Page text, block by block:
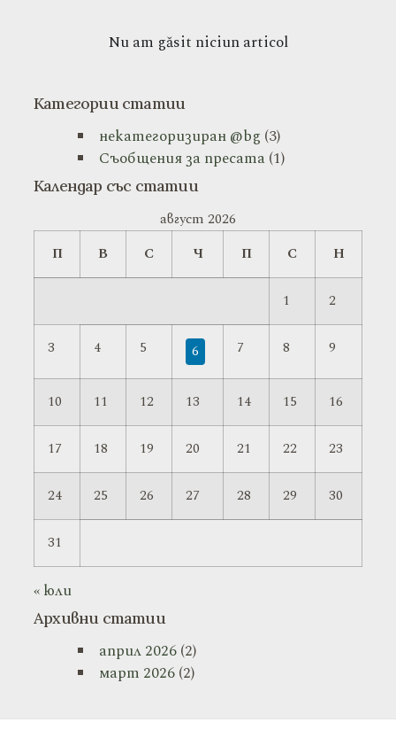
Nu am găsit niciun articol
Категории статии
некатегоризиран @bg (3)
Съобщения за пресата(1)
Календар със статии
август 2026
П
В С Ч П С Н
1 2
3 4 5 6 7 8 9
10 11 12 13 14 15 16
17 18 19 20 21 22 23
24 25 26 27 28 29 30
31
« юли
Архивни статии
април 2026(2)
март 2026(2)